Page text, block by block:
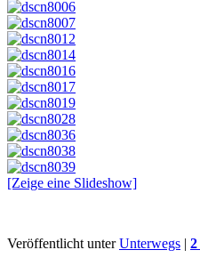
[Zeige eine Slideshow]
Veröffentlicht unter Unterwegs | 2